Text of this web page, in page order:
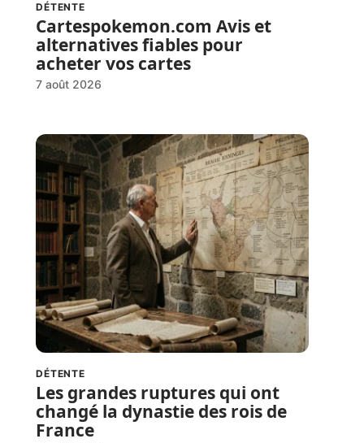
DÉTENTE
Cartespokemon.com Avis et
alternatives fiables pour
acheter vos cartes
7 août 2026
DÉTENTE
Les grandes ruptures qui ont
changé la dynastie des rois de
France